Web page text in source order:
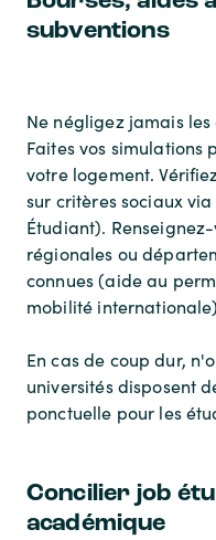
subventions
Ne négligez jamais
Faites vos simulations
votre logement.
sur critères sociaux
Étudiant).
régionales ou
connues (aide au
mobilité
En cas de coup dur,
universités disposent
ponctuelle pour les
Concilier job
académique